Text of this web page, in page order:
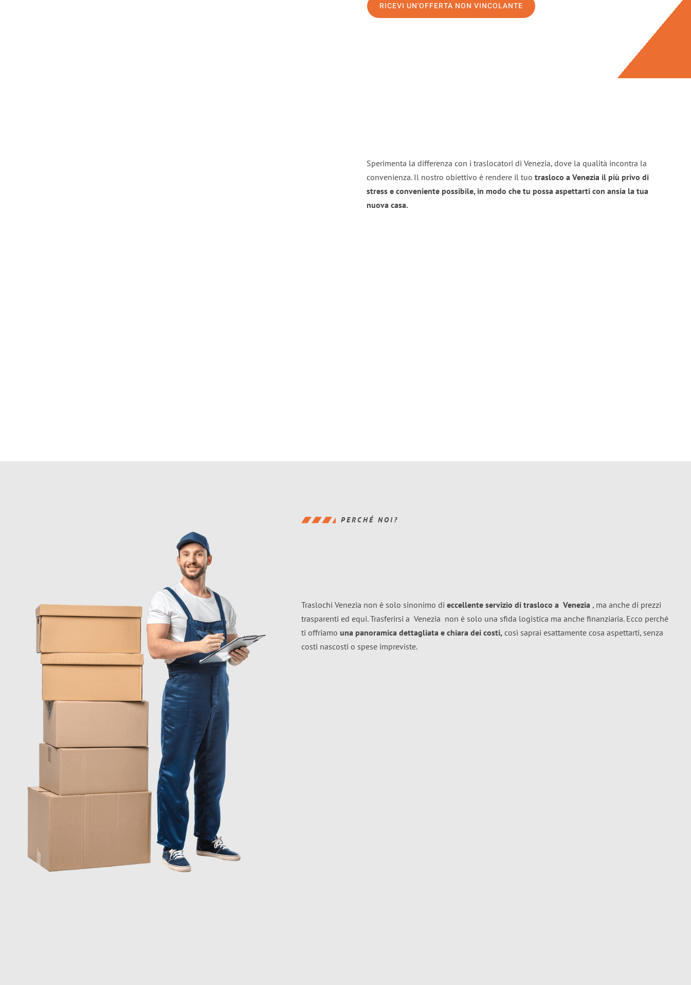
RICEVI UN'OFFERTA NON VINCOLANTE
Sperimenta la differenza con i traslocatori di Venezia, dove la qualità incontra la
convenienza. Il nostro obiettivo è rendere il tuo trasloco a Venezia il più privo di
stress e conveniente possibile, in modo che tu possa aspettarti con ansia la tua
nuova casa.
PERCHÉ NOI?
Traslochi Venezia non è solo sinonimo di eccellente servizio di trasloco a Venezia , ma anche di prezzi
trasparenti ed equi. Trasferirsi a Venezia non è solo una sfida logistica ma anche finanziaria. Ecco perché
ti offriamo una panoramica dettagliata e chiara dei costi, così saprai esattamente cosa aspettarti, senza
costi nascosti o spese impreviste.